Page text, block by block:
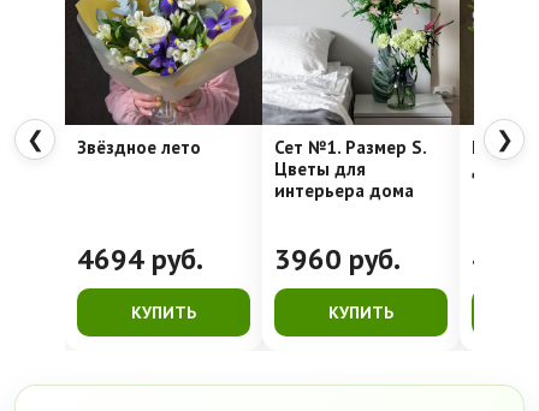
❮ Звёздное лето
4694 руб.
КУПИТЬ
Сет №1. Размер S.
Цветы для
интерьера дома
3960 руб.
КУПИТЬ
Нежные
❯